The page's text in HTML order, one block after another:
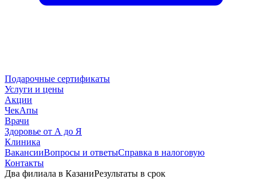
Подарочные сертификаты
Услуги и цены
Акции
ЧекАпы
Врачи
Здоровье от А до Я
Клиника
ВакансииВопросы и ответыСправка в налоговую
Контакты
Два филиала в КазаниРезультаты в срок